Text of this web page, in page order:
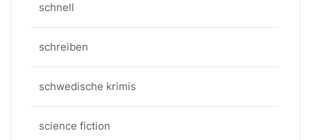
schnell
schreiben
schwedische krimis
science fiction